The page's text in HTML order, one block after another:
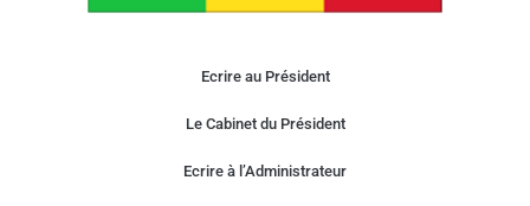
Ecrire au Président
Le Cabinet du Président
Ecrire à l’Administrateur